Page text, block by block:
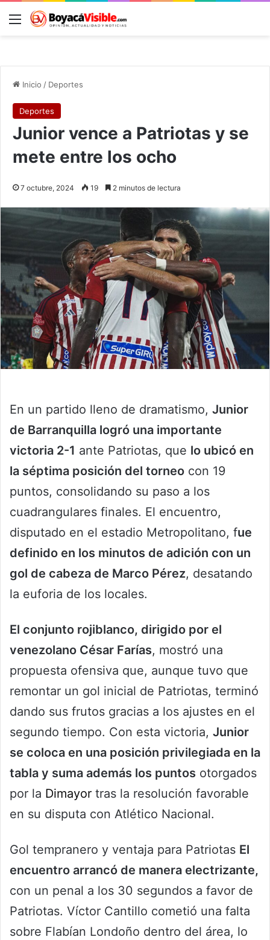
Menú
Inicio / Deportes
Deportes
Junior vence a Patriotas y se
mete entre los ocho
7 octubre, 2024 19 2 minutos de lectura
En un partido lleno de dramatismo, Junior
de Barranquilla logró una importante
victoria 2-1 ante Patriotas, que lo ubicó en
la séptima posición del torneo con 19
puntos, consolidando su paso a los
cuadrangulares finales. El encuentro,
disputado en el estadio Metropolitano, fue
definido en los minutos de adición con un
gol de cabeza de Marco Pérez, desatando
la euforia de los locales.
El conjunto rojiblanco, dirigido por el
venezolano César Farías, mostró una
propuesta ofensiva que, aunque tuvo que
remontar un gol inicial de Patriotas, terminó
dando sus frutos gracias a los ajustes en el
segundo tiempo. Con esta victoria, Junior
se coloca en una posición privilegiada en la
tabla y suma además los puntos otorgados
por la Dimayor tras la resolución favorable
en su disputa con Atlético Nacional.
Gol tempranero y ventaja para Patriotas El
encuentro arrancó de manera electrizante,
con un penal a los 30 segundos a favor de
Patriotas. Víctor Cantillo cometió una falta
sobre Flabían Londoño dentro del área, lo